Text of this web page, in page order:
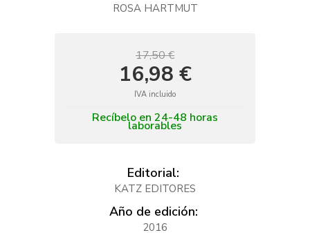
ROSA HARTMUT
17,50 €
16,98 €
IVA incluido
Recíbelo en 24-48 horas
laborables
Editorial:
KATZ EDITORES
Año de edición:
2016